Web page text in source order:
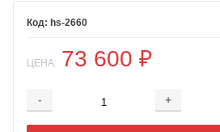
hs-2660
ЦЕНА: 73 600 ₽
- +
Добавляется...
Добавлен